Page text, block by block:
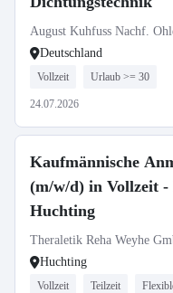
August Kuhfuss Nachf.
Deutschland
Vollzeit Urlaub >= 30
24.07.2026
Kaufmännische
(m/w/d) in Vollzeit -
Huchting
Theraletik Reha Weyhe
Huchting
Vollzeit Teilzeit